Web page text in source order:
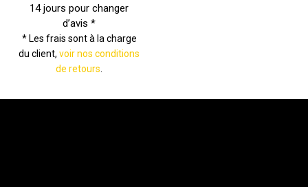
14 jours pour changer
d’avis *
* Les frais sont à la charge
du client,voir nos conditions
de retours.